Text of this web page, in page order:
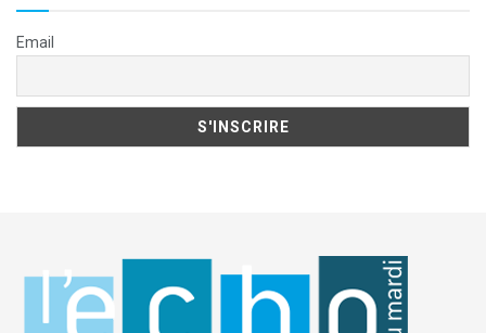
Email